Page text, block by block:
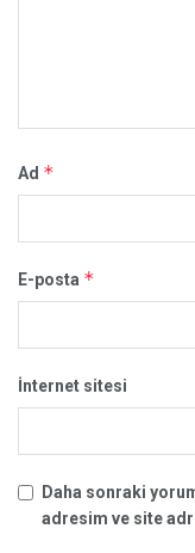
Ad *
E-posta *
İnternet sitesi
Daha sonraki
adresim ve site